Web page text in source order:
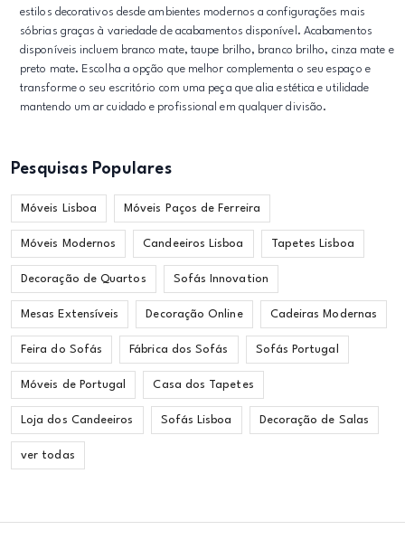
estilos decorativos desde ambientes modernos a configurações mais
sóbrias graças à variedade de acabamentos disponível. Acabamentos
disponíveis incluem branco mate, taupe brilho, branco brilho, cinza mate e
preto mate. Escolha a opção que melhor complementa o seu espaço e
transforme o seu escritório com uma peça que alia estética e utilidade
mantendo um ar cuidado e profissional em qualquer divisão.
Pesquisas Populares
Móveis Lisboa Móveis Paços de Ferreira
Móveis Modernos Candeeiros Lisboa Tapetes Lisboa
Decoração de Quartos Sofás Innovation
Mesas Extensíveis Decoração Online Cadeiras Modernas
Feira do Sofás Fábrica dos Sofás Sofás Portugal
Móveis de Portugal Casa dos Tapetes
Loja dos Candeeiros Sofás Lisboa Decoração de Salas
ver todas